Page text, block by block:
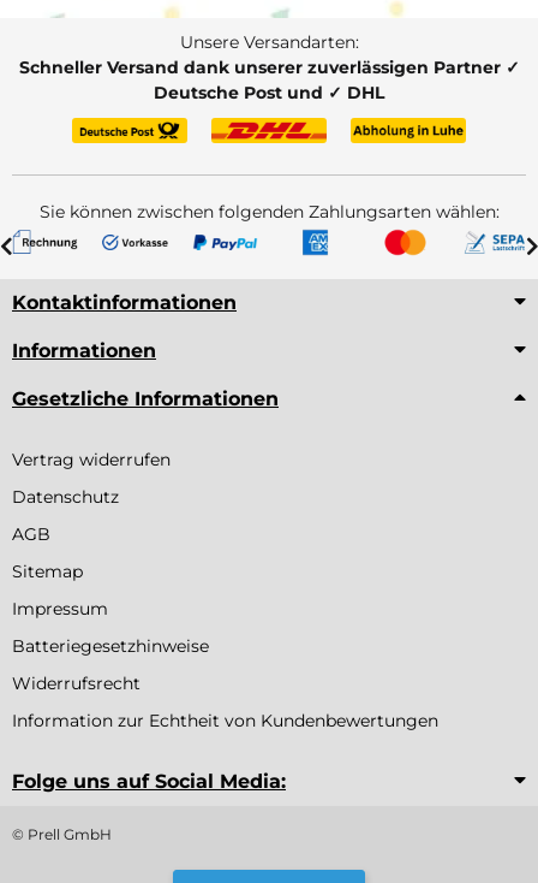
Unsere Versandarten:
Schneller Versand dank unserer zuverlässigen Partner ✓
Deutsche Post und ✓ DHL
Sie können zwischen folgenden Zahlungsarten wählen:
Kontaktinformationen
Informationen
Gesetzliche Informationen
Vertrag widerrufen
Datenschutz
AGB
Sitemap
Impressum
Batteriegesetzhinweise
Widerrufsrecht
Information zur Echtheit von Kundenbewertungen
Folge uns auf Social Media:
© Prell GmbH